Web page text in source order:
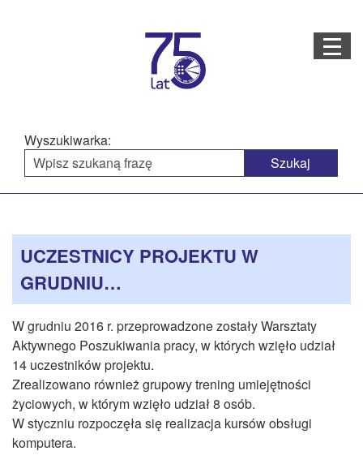
Wyszukiwarka:
główne
Menu
STRONA GŁÓWNA
AKTUALNOŚCI
PROJEKTY REALIZOWANE
OFERTA USŁUG
MULTIMEDIA
CZASOPISMA
INSTYTUT TYFLOLOGICZNY
KONTAKT
strony
UCZESTNICY PROJEKTU W
GRUDNIU…
W grudniu 2016 r. przeprowadzone zostały Warsztaty
Aktywnego Poszukiwania pracy, w których wzięło udział
14 uczestników projektu.
Zrealizowano również grupowy trening umiejętności
życiowych, w którym wzięło udział 8 osób.
W styczniu rozpoczęła się realizacja kursów obsługi
komputera.